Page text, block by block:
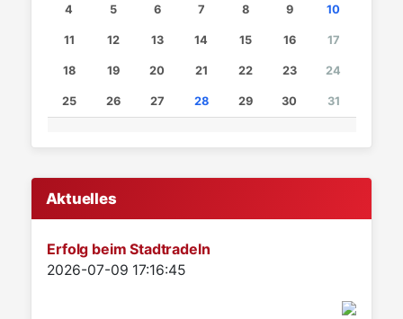
4 5 6 7 8 9 10
11 12 13 14 15 16 17
18 19 20 21 22 23 24
25 26 27 28 29 30 31
Aktuelles
Erfolg beim Stadtradeln
Details
2026-07-09 17:16:45